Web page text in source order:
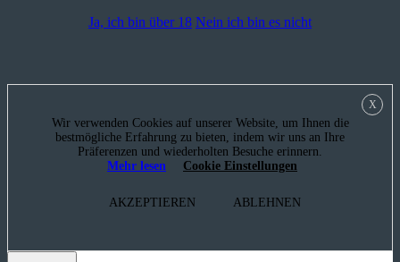
Ja, ich bin über 18 Nein ich bin es nicht
X
Wir verwenden Cookies auf unserer Website, um Ihnen die
bestmögliche Erfahrung zu bieten, indem wir uns an Ihre
Präferenzen und wiederholten Besuche erinnern.
Mehr lesen
Cookie Einstellungen
AKZEPTIEREN ABLEHNEN